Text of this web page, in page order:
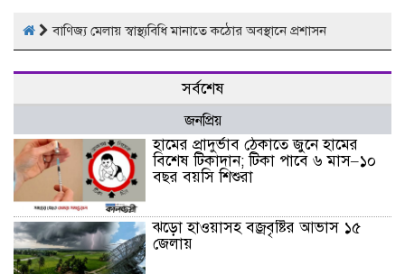
বাণিজ্য মেলায় স্বাস্থ্যবিধি মানাতে কঠোর অবস্থানে প্রশাসন
সর্বশেষ
জনপ্রিয়
হামের প্রাদুর্ভাব ঠেকাতে জুনে হামের
বিশেষ টিকাদান; টিকা পাবে ৬ মাস–১০
বছর বয়সি শিশুরা
ঝড়ো হাওয়াসহ বজ্রবৃষ্টির আভাস ১৫
জেলায়